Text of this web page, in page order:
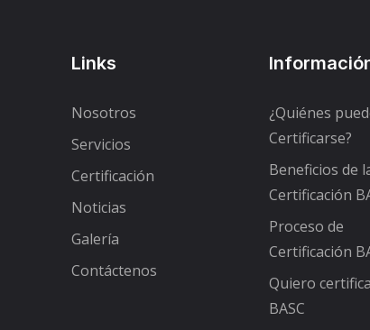
Links
Nosotros
Servicios
Certificación
Noticias
Galería
Contáctenos
¿Quiénes
Certificarse?
Beneficios de
Certificación
Proceso de
Certificación
Quiero
BASC